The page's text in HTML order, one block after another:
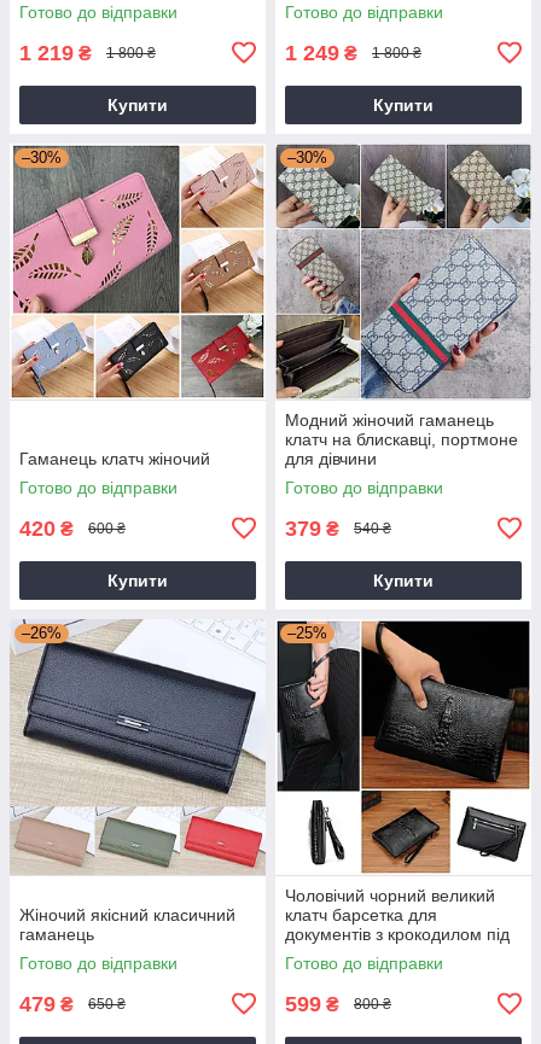
Готово до відправки
1 219 ₴ 1 800 ₴
Купити
Готово до відправки
1 249 ₴ 1 800 ₴
Купити
–30%
Гаманець клатч жіночий
Готово до відправки
420 ₴ 600 ₴
Купити
–30%
Модний жіночий гаманець
клатч на блискавці, портмоне
для дівчини
Готово до відправки
379 ₴ 540 ₴
Купити
–26%
Жіночий якісний класичний
гаманець
Готово до відправки
479 ₴ 650 ₴
–25%
Чоловічий чорний великий
клатч барсетка для
документів з крокодилом під
рептилію
Готово до відправки
599 ₴ 800 ₴